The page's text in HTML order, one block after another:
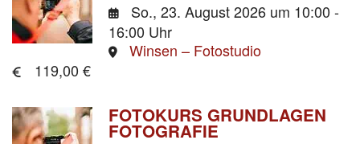
So., 23. August 2026 um 10:00 -
16:00 Uhr
Winsen – Fotostudio
119,00 €
FOTOKURS GRUNDLAGEN
FOTOGRAFIE